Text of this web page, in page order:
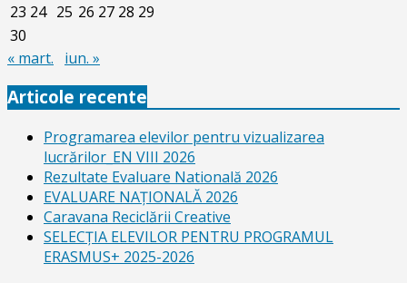
23 24 25 26 27 28 29
30
« mart.
iun. »
Articole recente
Programarea elevilor pentru vizualizarea
lucrărilor_EN VIII 2026
Rezultate Evaluare Natională 2026
EVALUARE NAŢIONALĂ 2026
Caravana Reciclării Creative
SELECŢIA ELEVILOR PENTRU PROGRAMUL
ERASMUS+ 2025-2026